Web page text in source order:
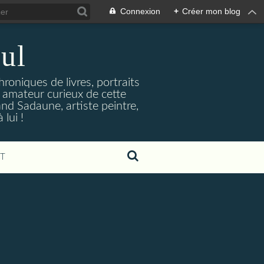
Connexion + Créer mon blog
de livres, portraits
curieux de cette
Sadaune, artiste peintre,
lui !